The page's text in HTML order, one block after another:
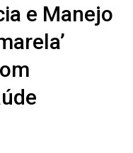
e Manejo